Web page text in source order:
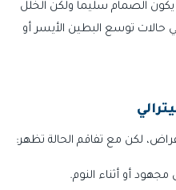
يكون الصمام سليما ولكن الخلل
توسع البطين الأيسر أو
لكن مع تفاقم الحالة تظهر:
أو أثناء النوم.